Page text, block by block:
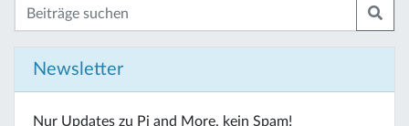
Newsletter
Nur Updates zu Pi and More, kein Spam!